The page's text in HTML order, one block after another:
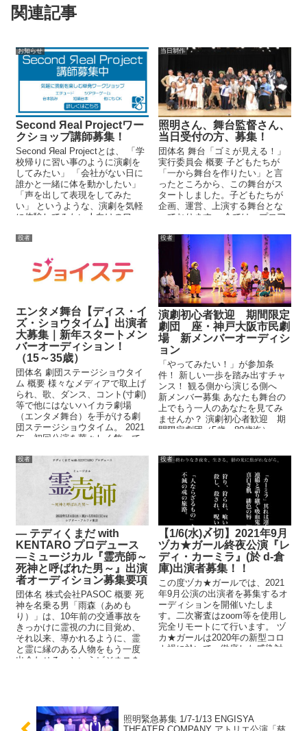
関連記事
お知らせ
Second Яeal Projectワー
クショップ講師募集！
Second Яeal Projectとは、 「学
校帰りに習い事のように演劇を
してみたい」 「会社がない日に
誰かと一緒に体を動かしたい」
「声を出して表現をしてみた
い」 というような、演劇を気軽
に体験してみたい人向けのワー
当日制作
照明さん、舞台監督さん、
当日受付の方、募集！
団体名 舞台「ゴミが見える！」
実行委員会 概要 子どもたちが
「一から舞台を作りたい」と言
ったところから、この舞台がス
タートしました。子どもたちが
企画、運営、上演する舞台とな
っております。 今では、プロア
役者
エンタメ舞台【ディス・イ
ズ・ショウタイム】出演者
大募集｜新年スタートメン
バーオーディション！
（15～35歳）
団体名 劇団ステージショウタイ
ム 概要 様々なメディアで取上げ
られ、歌、ダンス、コント(寸劇)
等で他にはないハイカラ劇場
（エンタメ舞台）を手がける劇
団ステージショウタイム。 2021
年、初回公演を華々しく飾って
役者
演劇初心者歓迎 期間限定
劇団 座・神戸大阪市民劇
場 新メンバーオーディシ
ョン
「やってみたい！」が参加条
件！ 新しい一歩を踏み出すチャ
ンス！ 観る側から演じる側へ
新メンバー募集 あなたも舞台の
上でもう一人のあなたを見てみ
ませんか？ 演劇初心者歓迎 期
間限定劇団（5歳～80歳迄）
役者
― テディくまだ with
KENTARO プロデュース
―ミュージカル『霊売師～
死神と呼ばれた男～』出演
者オーディション募集要項
団体名 株式会社PASOC 概要 死
神を名乗る男「雨森（あめも
り）」は、10年前の交通事故を
きっかけに霊視の力に目覚め、
それ以来、導かれるように、霊
と霊に縁のある人物をもう一度
出会わせる、というビジネスを
役者
【1/6(水)〆切】2021年9月
ヅカ★ガール終夜公演『レ
ディ・カーミラ』(於 d-倉
庫)出演者募集！！
この度ヅカ★ガールでは、2021
年9月公演の出演者を募集するオ
ーディションを開催いたしま
す。二次審査はzoom等を使用し
完全リモートにて行います。 ヅ
カ★ガールは2020年の新型コロ
ナ禍に於いて、徹底した感染対
きました。 年齢・性別・経歴問
わず、様々な方との刺激的な出
照明緊急募集 1/7-1/13 ENGISYA